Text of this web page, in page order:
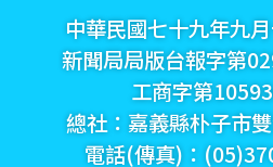
中華民國七十九年九
新聞局局版台報字第
工商字第
總社：嘉義縣朴子市
電話(傳真)：